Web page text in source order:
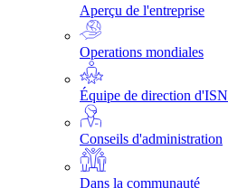
Aperçu de l'entreprise
Operations mondiales
Équipe de direction d'ISN
Conseils d'administration
Dans la communauté